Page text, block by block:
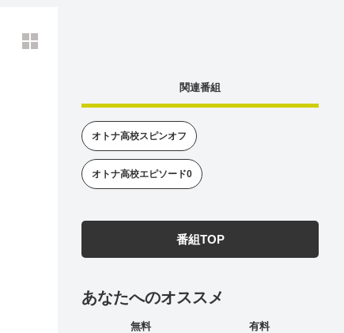
関連番組
オトナ高校スピンオフ
オトナ高校エピソード0
番組TOP
あなたへのオススメ
無料 有料